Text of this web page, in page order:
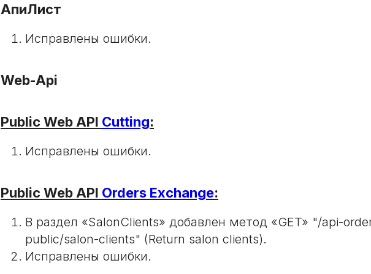
АпиЛист
Исправлены ошибки.
Web-Api
Public Web API Cutting:
Исправлены ошибки.
Public Web API Orders Exchange:
В раздел «SalonClients» добавлен метод «GET» "/api-
public/salon-clients" (Return salon clients).
Исправлены ошибки.